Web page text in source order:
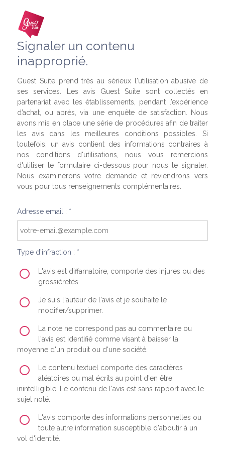
Signaler un contenu
inapproprié.
Guest Suite prend très au sérieux l'utilisation abusive de
ses services. Les avis Guest Suite sont collectés en
partenariat avec les établissements, pendant l’expérience
d’achat, ou après, via une enquête de satisfaction. Nous
avons mis en place une série de procédures afin de traiter
les avis dans les meilleures conditions possibles. Si
toutefois, un avis contient des informations contraires à
nos conditions d'utilisations, nous vous remercions
d'utiliser le formulaire ci-dessous pour nous le signaler.
Nous examinerons votre demande et reviendrons vers
vous pour tous renseignements complémentaires.
Adresse email : *
Type d'infraction : *
L'avis est diffamatoire, comporte des injures ou des
grossièretés.
Je suis l'auteur de l'avis et je souhaite le
modifier/supprimer.
La note ne correspond pas au commentaire ou
l'avis est identifié comme visant à baisser la
moyenne d'un produit ou d'une société.
Le contenu textuel comporte des caractères
aléatoires ou mal écrits au point d'en être
inintelligible. Le contenu de l'avis est sans rapport avec le
sujet noté.
L'avis comporte des informations personnelles ou
toute autre information susceptible d'aboutir à un
vol d'identité.